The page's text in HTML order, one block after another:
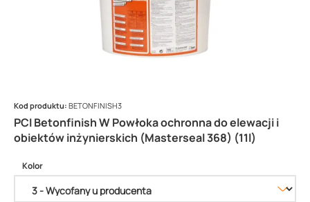
PCI Betonfinish W Powłoka ochronna do elewacji i
obiektów inżynierskich (Masterseal 368) (11l)
Kod produktu: BETONFINISH3
Kolor